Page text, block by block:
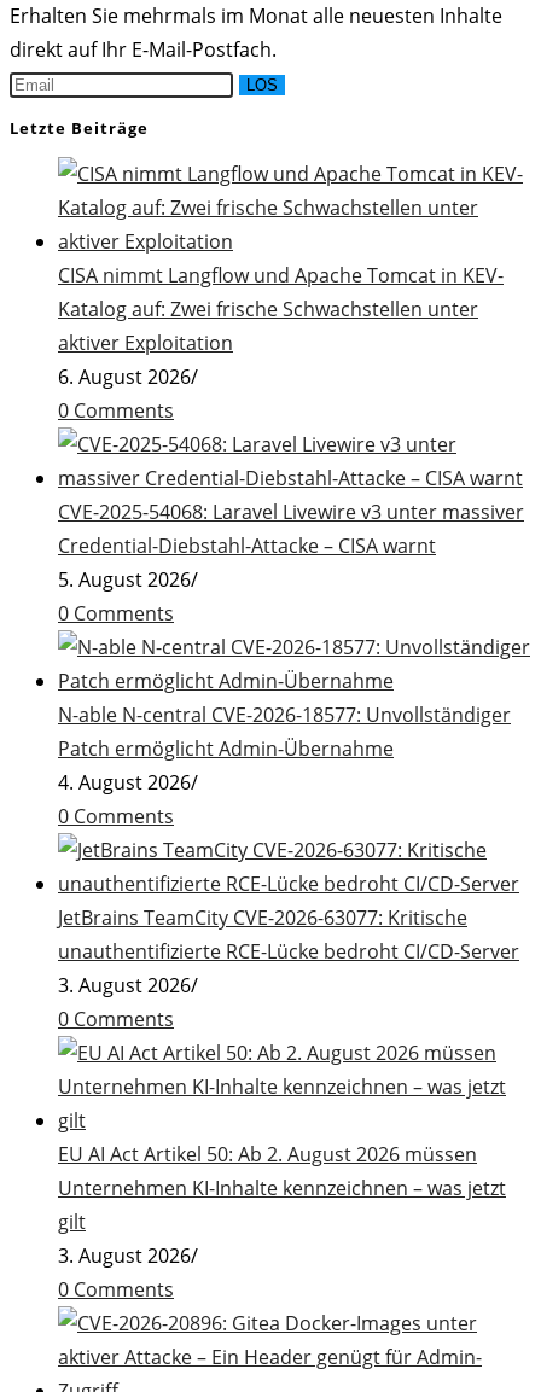
tab
new
tab
Erhalten Sie mehrmals im Monat alle neuesten Inhalte
direkt auf Ihr E-Mail-Postfach.
LOS
Letzte Beiträge
CISA nimmt Langflow und Apache Tomcat in KEV-
Katalog auf: Zwei frische Schwachstellen unter
aktiver Exploitation
6. August 2026/
0 Comments
CVE-2025-54068: Laravel Livewire v3 unter massiver
Credential-Diebstahl-Attacke – CISA warnt
5. August 2026/
0 Comments
N-able N-central CVE-2026-18577: Unvollständiger
Patch ermöglicht Admin-Übernahme
4. August 2026/
0 Comments
JetBrains TeamCity CVE-2026-63077: Kritische
unauthentifizierte RCE-Lücke bedroht CI/CD-Server
3. August 2026/
0 Comments
EU AI Act Artikel 50: Ab 2. August 2026 müssen
Unternehmen KI-Inhalte kennzeichnen – was jetzt
gilt
3. August 2026/
0 Comments